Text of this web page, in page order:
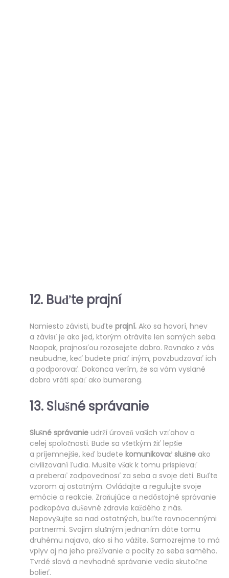
12. Buďte prajní
Namiesto závisti, buďte prajní. Ako sa hovorí, hnev
a závisť je ako jed, ktorým otrávite len samých seba.
Naopak, prajnosťou rozosejete dobro. Rovnako z vás
neubudne, keď budete priať iným, povzbudzovať ich
a podporovať. Dokonca verím, že sa vám vyslané
dobro vráti späť ako bumerang.
13. Slušné správanie
Slušné správanie udrží úroveň vašich vzťahov a
celej spoločnosti. Bude sa všetkým žiť lepšie
a príjemnejšie, keď budete komunikovať slušne ako
civilizovaní ľudia. Musíte však k tomu prispievať
a preberať zodpovednosť za seba a svoje deti. Buďte
vzorom aj ostatným. Ovládajte a regulujte svoje
emócie a reakcie. Zraňujúce a nedôstojné správanie
podkopáva duševné zdravie každého z nás.
Nepovyšujte sa nad ostatných, buďte rovnocennými
partnermi. Svojim slušným jednaním dáte tomu
druhému najavo, ako si ho vážite. Samozrejme to má
vplyv aj na jeho prežívanie a pocity zo seba samého.
Tvrdé slová a nevhodné správanie vedia skutočne
bolieť.